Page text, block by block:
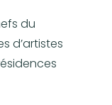
du
d’artistes